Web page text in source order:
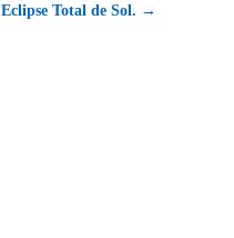
Eclipse Total de Sol. →